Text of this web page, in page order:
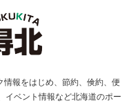
報をはじめ、節約、倹約、便
イベント情報など北海道のポー